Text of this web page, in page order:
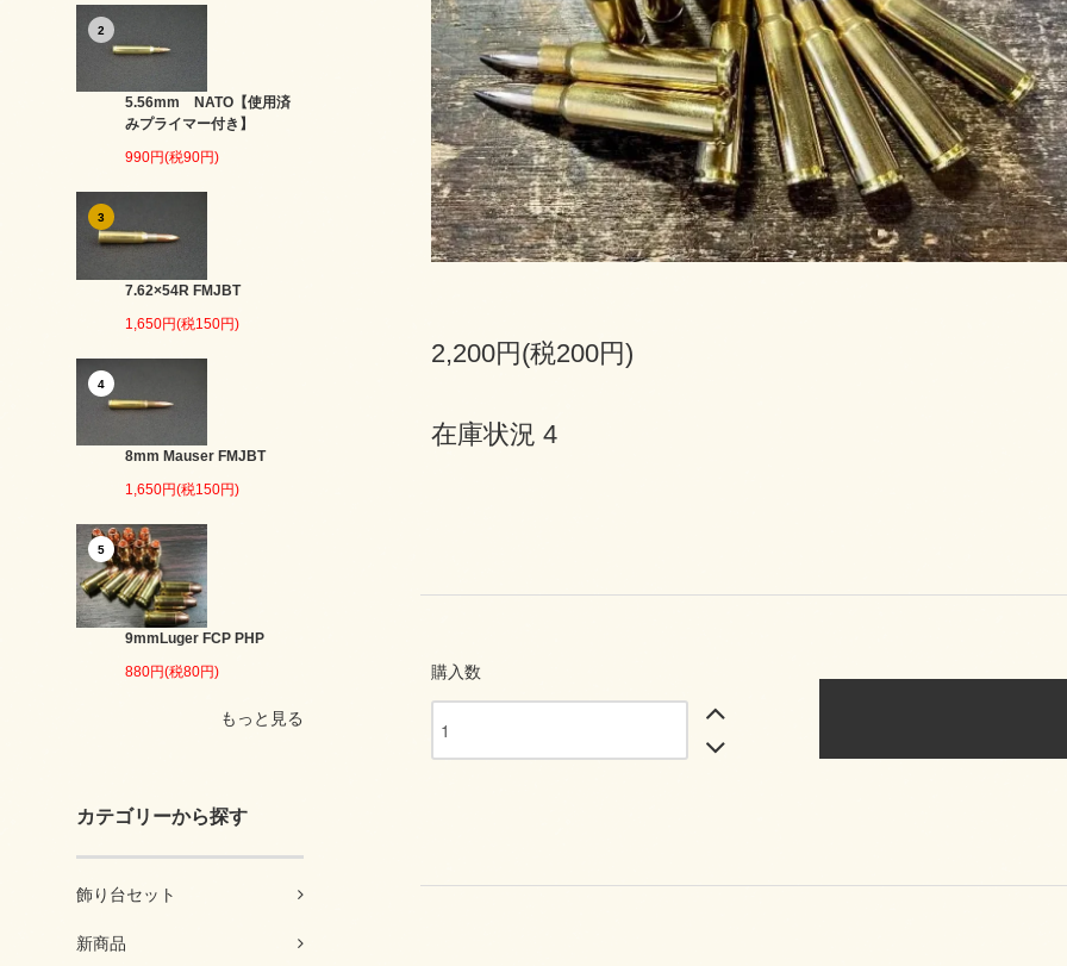
2
5.56mm NATO【使用済
みプライマー付き】
990円(税90円)
3
7.62×54R FMJBT
1,650円(税150円)
4
8mm Mauser FMJBT
1,650円(税150円)
5
9mmLuger FCP PHP
880円(税80円)
もっと見る
カテゴリーから探す
飾り台セット
新商品
2,200円(税200円)
在庫状況 4
購入数